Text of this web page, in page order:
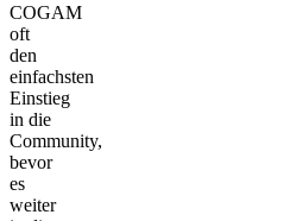
COGAM
oft
den
einfachsten
Einstieg
in die
Community,
bevor
es
weiter